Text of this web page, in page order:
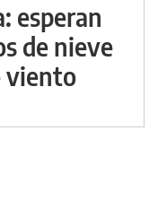
esperan
de nieve
viento